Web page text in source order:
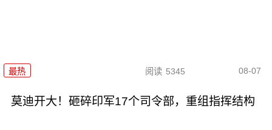
最热 阅读 5345 08-07
莫迪开大！砸碎印军17个司令部，重组指挥结构